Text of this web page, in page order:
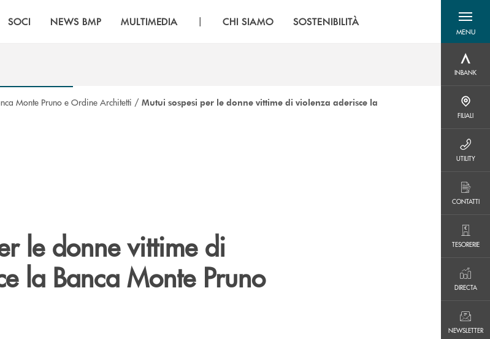
SOCI NEWS BMP MULTIMEDIA | CHI SIAMO SOSTENIBILITÀ
MENU
menu
INBANK
FILIALI
UTILITY
CONTATTI
TESORERIE
DIRECTA
NEWSLETTER
Monte Pruno e Ordine Architetti / Mutui sospesi per le donne vittime di violenza aderisce la
le donne vittime di
la Banca Monte Pruno